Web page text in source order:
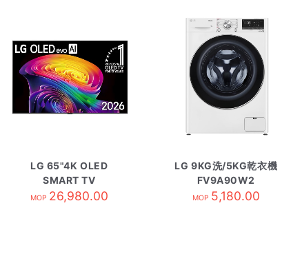
LG 65"4K OLED
SMART TV
OLED65C6PCA
MOP 26,980.00
LG 9KG洗/5KG乾衣機
FV9A90W2
MOP 5,180.00